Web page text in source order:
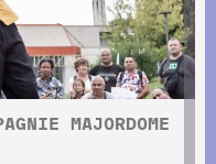
MAJORDOME